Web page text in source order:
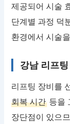
제공되어 시술
단계별 과정 덕
환경에서 시술
강남 리프
리프팅 장비를
회복 시간 등을
장단점이 있으